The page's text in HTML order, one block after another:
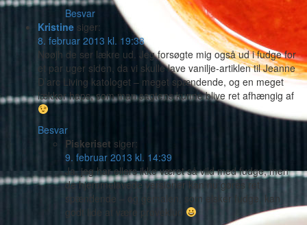
Besvar
Kristine siger:
8. februar 2013 kl. 19:38
Nøøjh de ser lækre ud. Jeg forsøgte mig også ud i fudge for
et par uger siden, da vi skulle lave vanilje-artiklen til Jeanne
D’arc Living katologet – meget spændende, og en meget
lækker haps, som man sagtens kunne blive ret afhængig af
Besvar
Piskeriset siger:
9. februar 2013 kl. 14:39
Ja, jeg har ellers ikke været så vild med fudge, men
de hjemmelavede versioner kan nu gøres ret
spændende – og gemalen, som elsker fudge, kan
godt lide at være prøveklud